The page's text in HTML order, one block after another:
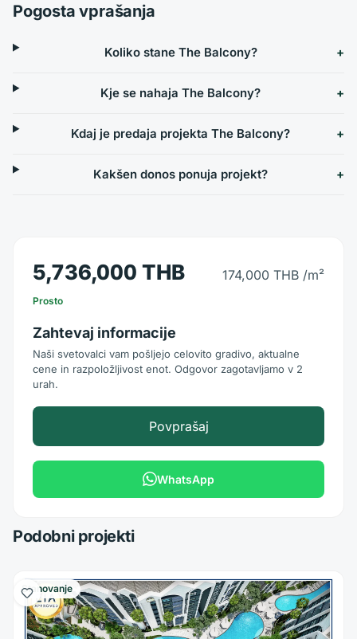
Pogosta vprašanja
Koliko stane The Balcony?
Kje se nahaja The Balcony?
Kdaj je predaja projekta The Balcony?
Kakšen donos ponuja projekt?
5,736,000 THB 174,000 THB /m²
Prosto
Zahtevaj informacije
Naši svetovalci vam pošljejo celovito gradivo, aktualne
cene in razpoložljivost enot. Odgovor zagotavljamo v 2
urah.
Povprašaj
WhatsApp
Podobni projekti
Stanovanje